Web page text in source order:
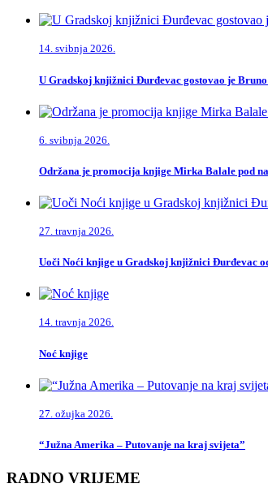
14. svibnja 2026.
U Gradskoj knjižnici Đurđevac gostovao je
6. svibnja 2026.
Održana je promocija knjige Mirka Balale pod
27. travnja 2026.
Uoči Noći knjige u Gradskoj knjižnici Đurđevac
14. travnja 2026.
Noć knjige
27. ožujka 2026.
“Južna Amerika – Putovanje na kraj svijeta”
RADNO VRIJEME